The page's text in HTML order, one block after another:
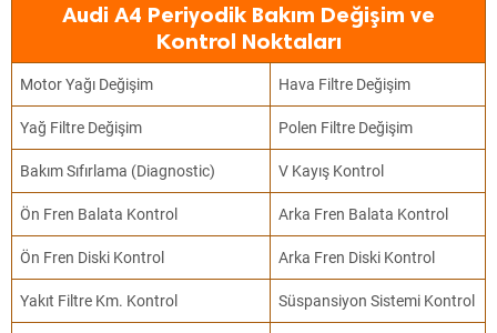
Audi A4 Periyodik Bakım Değişim ve
Kontrol Noktaları
Motor Yağı Değişim Hava Filtre Değişim
Yağ Filtre Değişim Polen Filtre Değişim
Bakım Sıfırlama (Diagnostic) V Kayış Kontrol
Ön Fren Balata Kontrol Arka Fren Balata Kontrol
Ön Fren Diski Kontrol Arka Fren Diski Kontrol
Yakıt Filtre Km. Kontrol Süspansiyon Sistemi Kontrol